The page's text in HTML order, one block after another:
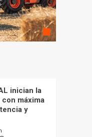
inician la
máxima
y